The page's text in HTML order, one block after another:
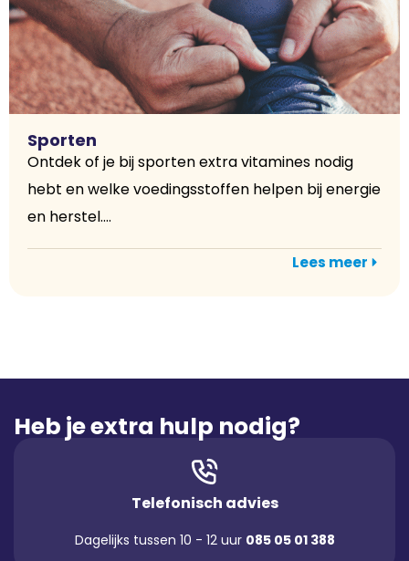
Sporten
Ontdek of je bij sporten extra vitamines nodig
hebt en welke voedingsstoffen helpen bij energie
en herstel....
Lees meer
Heb je extra hulp nodig?
Telefonisch advies
Dagelijks tussen 10 - 12 uur 085 05 01 388